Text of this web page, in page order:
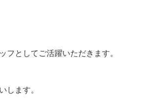
としてご活躍いただきます。
ます。